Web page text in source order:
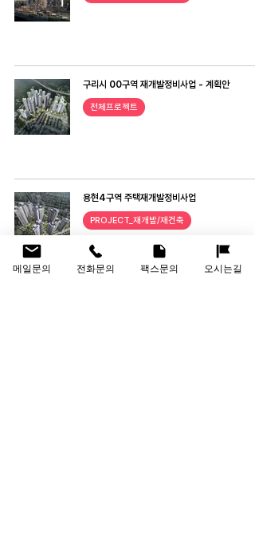
구리시 00구역 재개발정비사업 - 계획안
전체프로젝트
용현4구역 주택재개발정비사업
PROJECT_재개발/재건축
메일문의 전화문의 팩스문의 오시는길